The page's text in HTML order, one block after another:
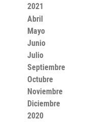
2021
Abril
Mayo
Junio
Julio
Septiembre
Octubre
Noviembre
Diciembre
2020